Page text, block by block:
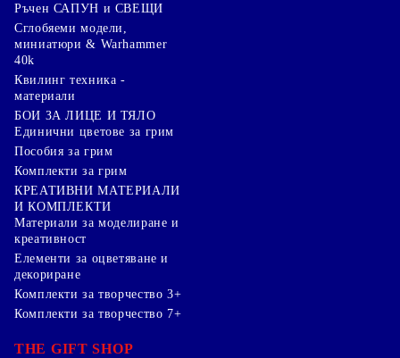
Ръчен САПУН и СВЕЩИ
Сглобяеми модели,
миниатюри & Warhammer
40k
Квилинг техника -
материали
БОИ ЗА ЛИЦЕ И ТЯЛО
Единични цветове за грим
Пособия за грим
Комплекти за грим
КРЕАТИВНИ МАТЕРИАЛИ
И КОМПЛЕКТИ
Mатериали за моделиране и
креативност
Елементи за оцветяване и
декориране
Комплекти за творчество 3+
Комплекти за творчество 7+
THE GIFT SHOP